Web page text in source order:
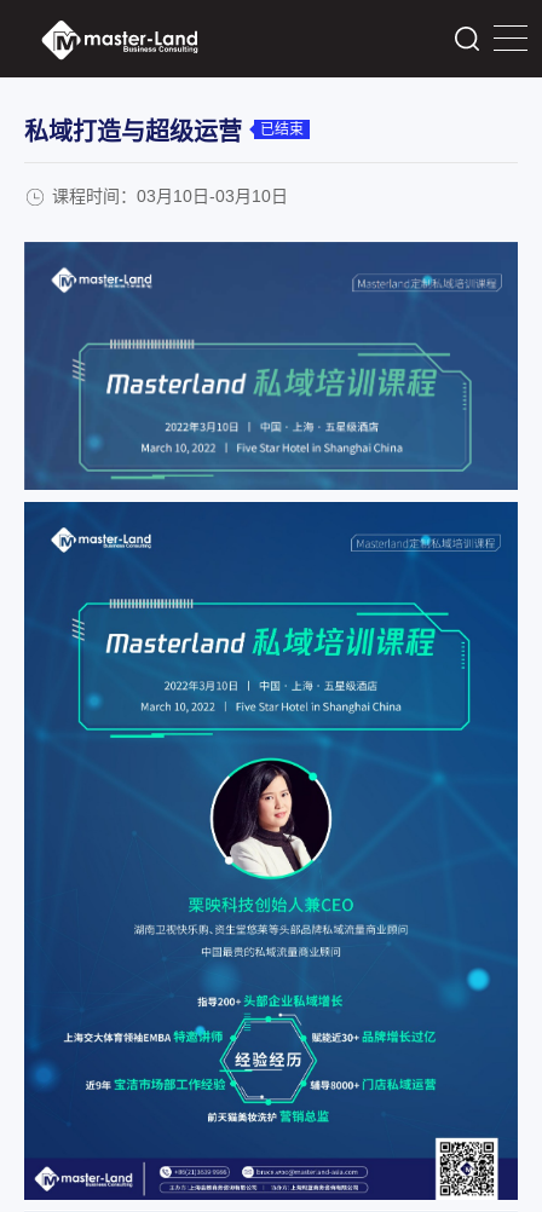
私域打造与超级运营 已结束
课程时间：03月10日-03月10日